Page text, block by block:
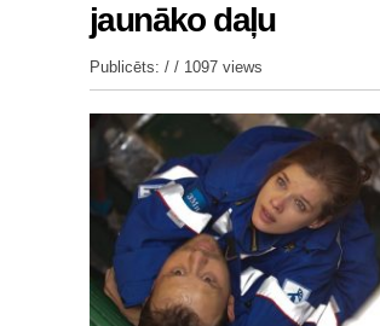
jaunāko daļu
Publicēts: / / 1097 views